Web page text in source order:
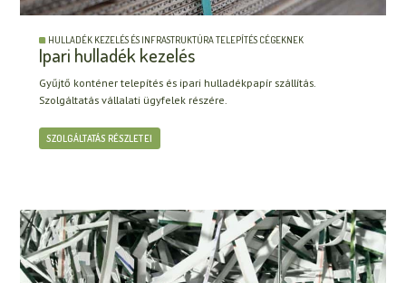
HULLADÉK KEZELÉS ÉS INFRASTRUKTÚRA TELEPÍTÉS CÉGEKNEK
Ipari hulladék kezelés
Gyűjtő konténer telepítés és ipari hulladékpapír szállítás.
Szolgáltatás vállalati ügyfelek részére.
SZOLGÁLTATÁS RÉSZLETEI